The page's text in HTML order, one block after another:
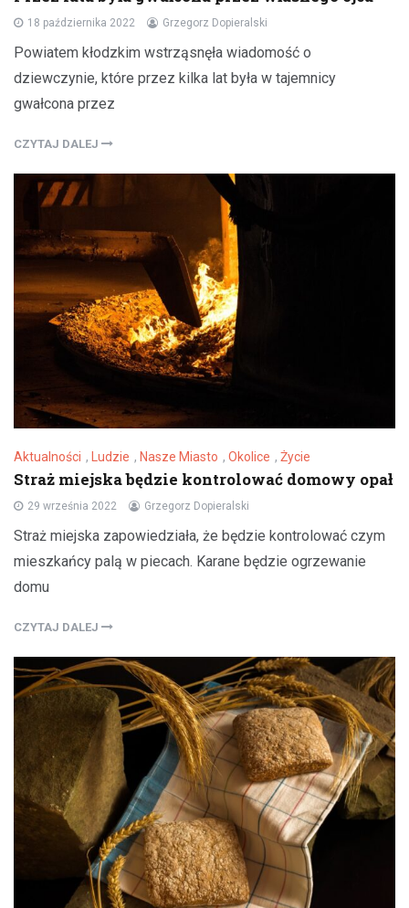
18 października 2022 Grzegorz Dopieralski
Powiatem kłodzkim wstrząsnęła wiadomość o
dziewczynie, które przez kilka lat była w tajemnicy
gwałcona przez
CZYTAJ DALEJ
Aktualności , Ludzie , Nasze Miasto , Okolice , Życie
Straż miejska będzie kontrolować domowy opał
29 września 2022 Grzegorz Dopieralski
Straż miejska zapowiedziała, że będzie kontrolować czym
mieszkańcy palą w piecach. Karane będzie ogrzewanie
domu
CZYTAJ DALEJ